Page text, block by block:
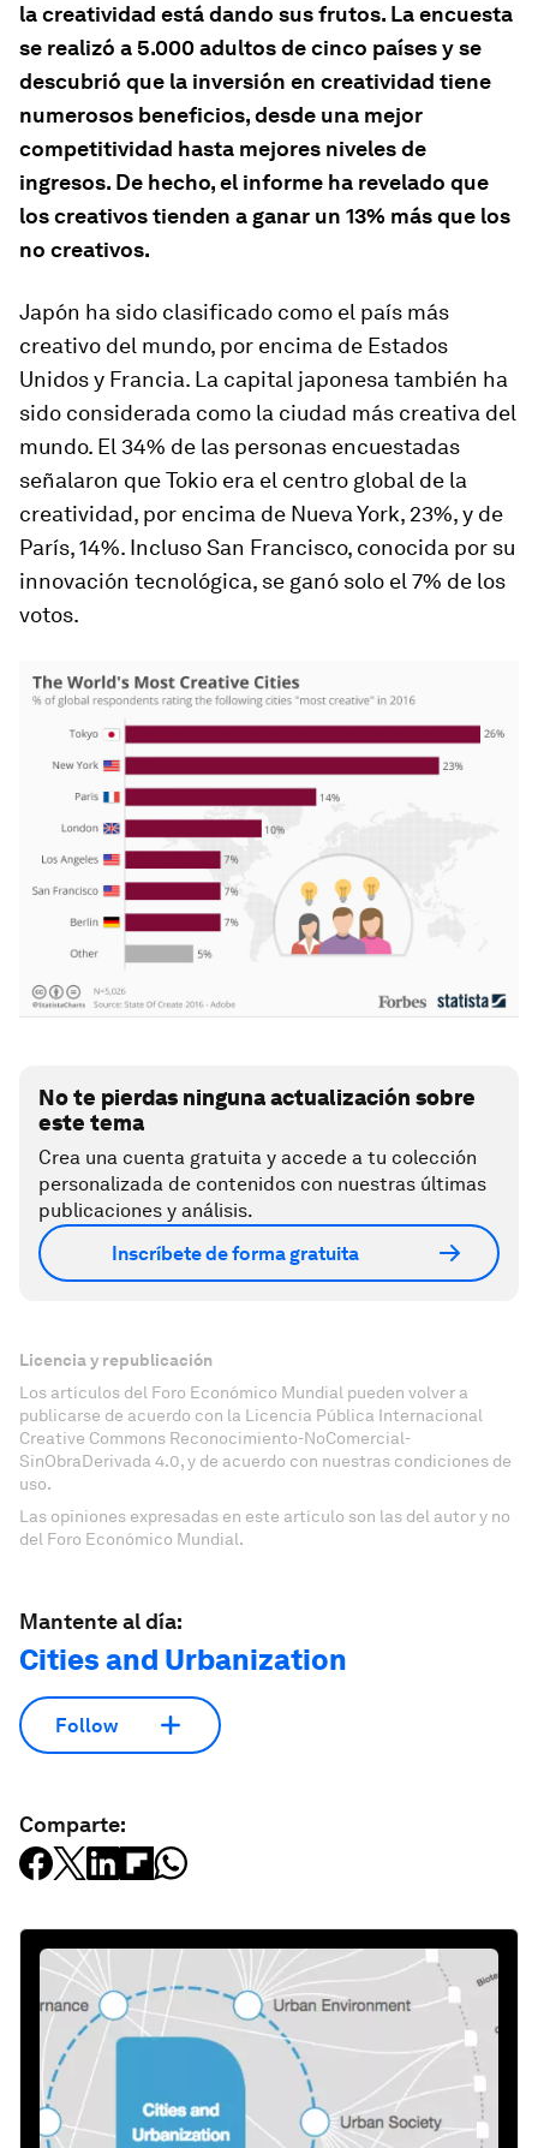
la creatividad está dando sus frutos. La encuesta
se realizó a 5.000 adultos de cinco países y se
descubrió que la inversión en creatividad tiene
numerosos beneficios, desde una mejor
competitividad hasta mejores niveles de
ingresos. De hecho, el informe ha revelado que
los creativos tienden a ganar un 13% más que los
no creativos.
Japón ha sido clasificado como el país más
creativo del mundo, por encima de Estados
Unidos y Francia. La capital japonesa también ha
sido considerada como la ciudad más creativa del
mundo. El 34% de las personas encuestadas
señalaron que Tokio era el centro global de la
creatividad, por encima de Nueva York, 23%, y de
París, 14%. Incluso San Francisco, conocida por su
innovación tecnológica, se ganó solo el 7% de los
votos.
No te pierdas ninguna actualización sobre
este tema
Crea una cuenta gratuita y accede a tu colección
personalizada de contenidos con nuestras últimas
publicaciones y análisis.
Inscríbete de forma gratuita
Licencia y republicación
Los artículos del Foro Económico Mundial pueden volver a
publicarse de acuerdo con la Licencia Pública Internacional
Creative Commons Reconocimiento-NoComercial-
SinObraDerivada 4.0, y de acuerdo con nuestras condiciones de
uso.
Las opiniones expresadas en este artículo son las del autor y no
del Foro Económico Mundial.
Mantente al día:
Cities and Urbanization
Follow
Comparte: